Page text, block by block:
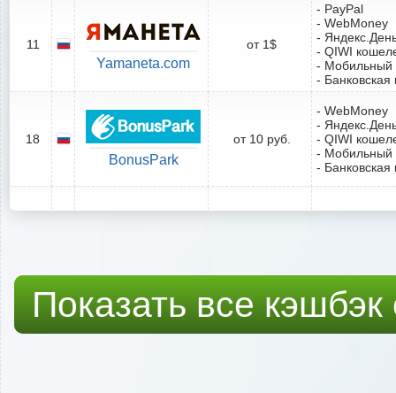
11
Yamaneta.com
от 1$
- PayPal
- WebMoney
-
- QIWI
- Мобильный
- Банковская
18
BonusPark
от 10 руб.
- WebMoney
-
- QIWI
- Мобильный
- Банковская
Показать все